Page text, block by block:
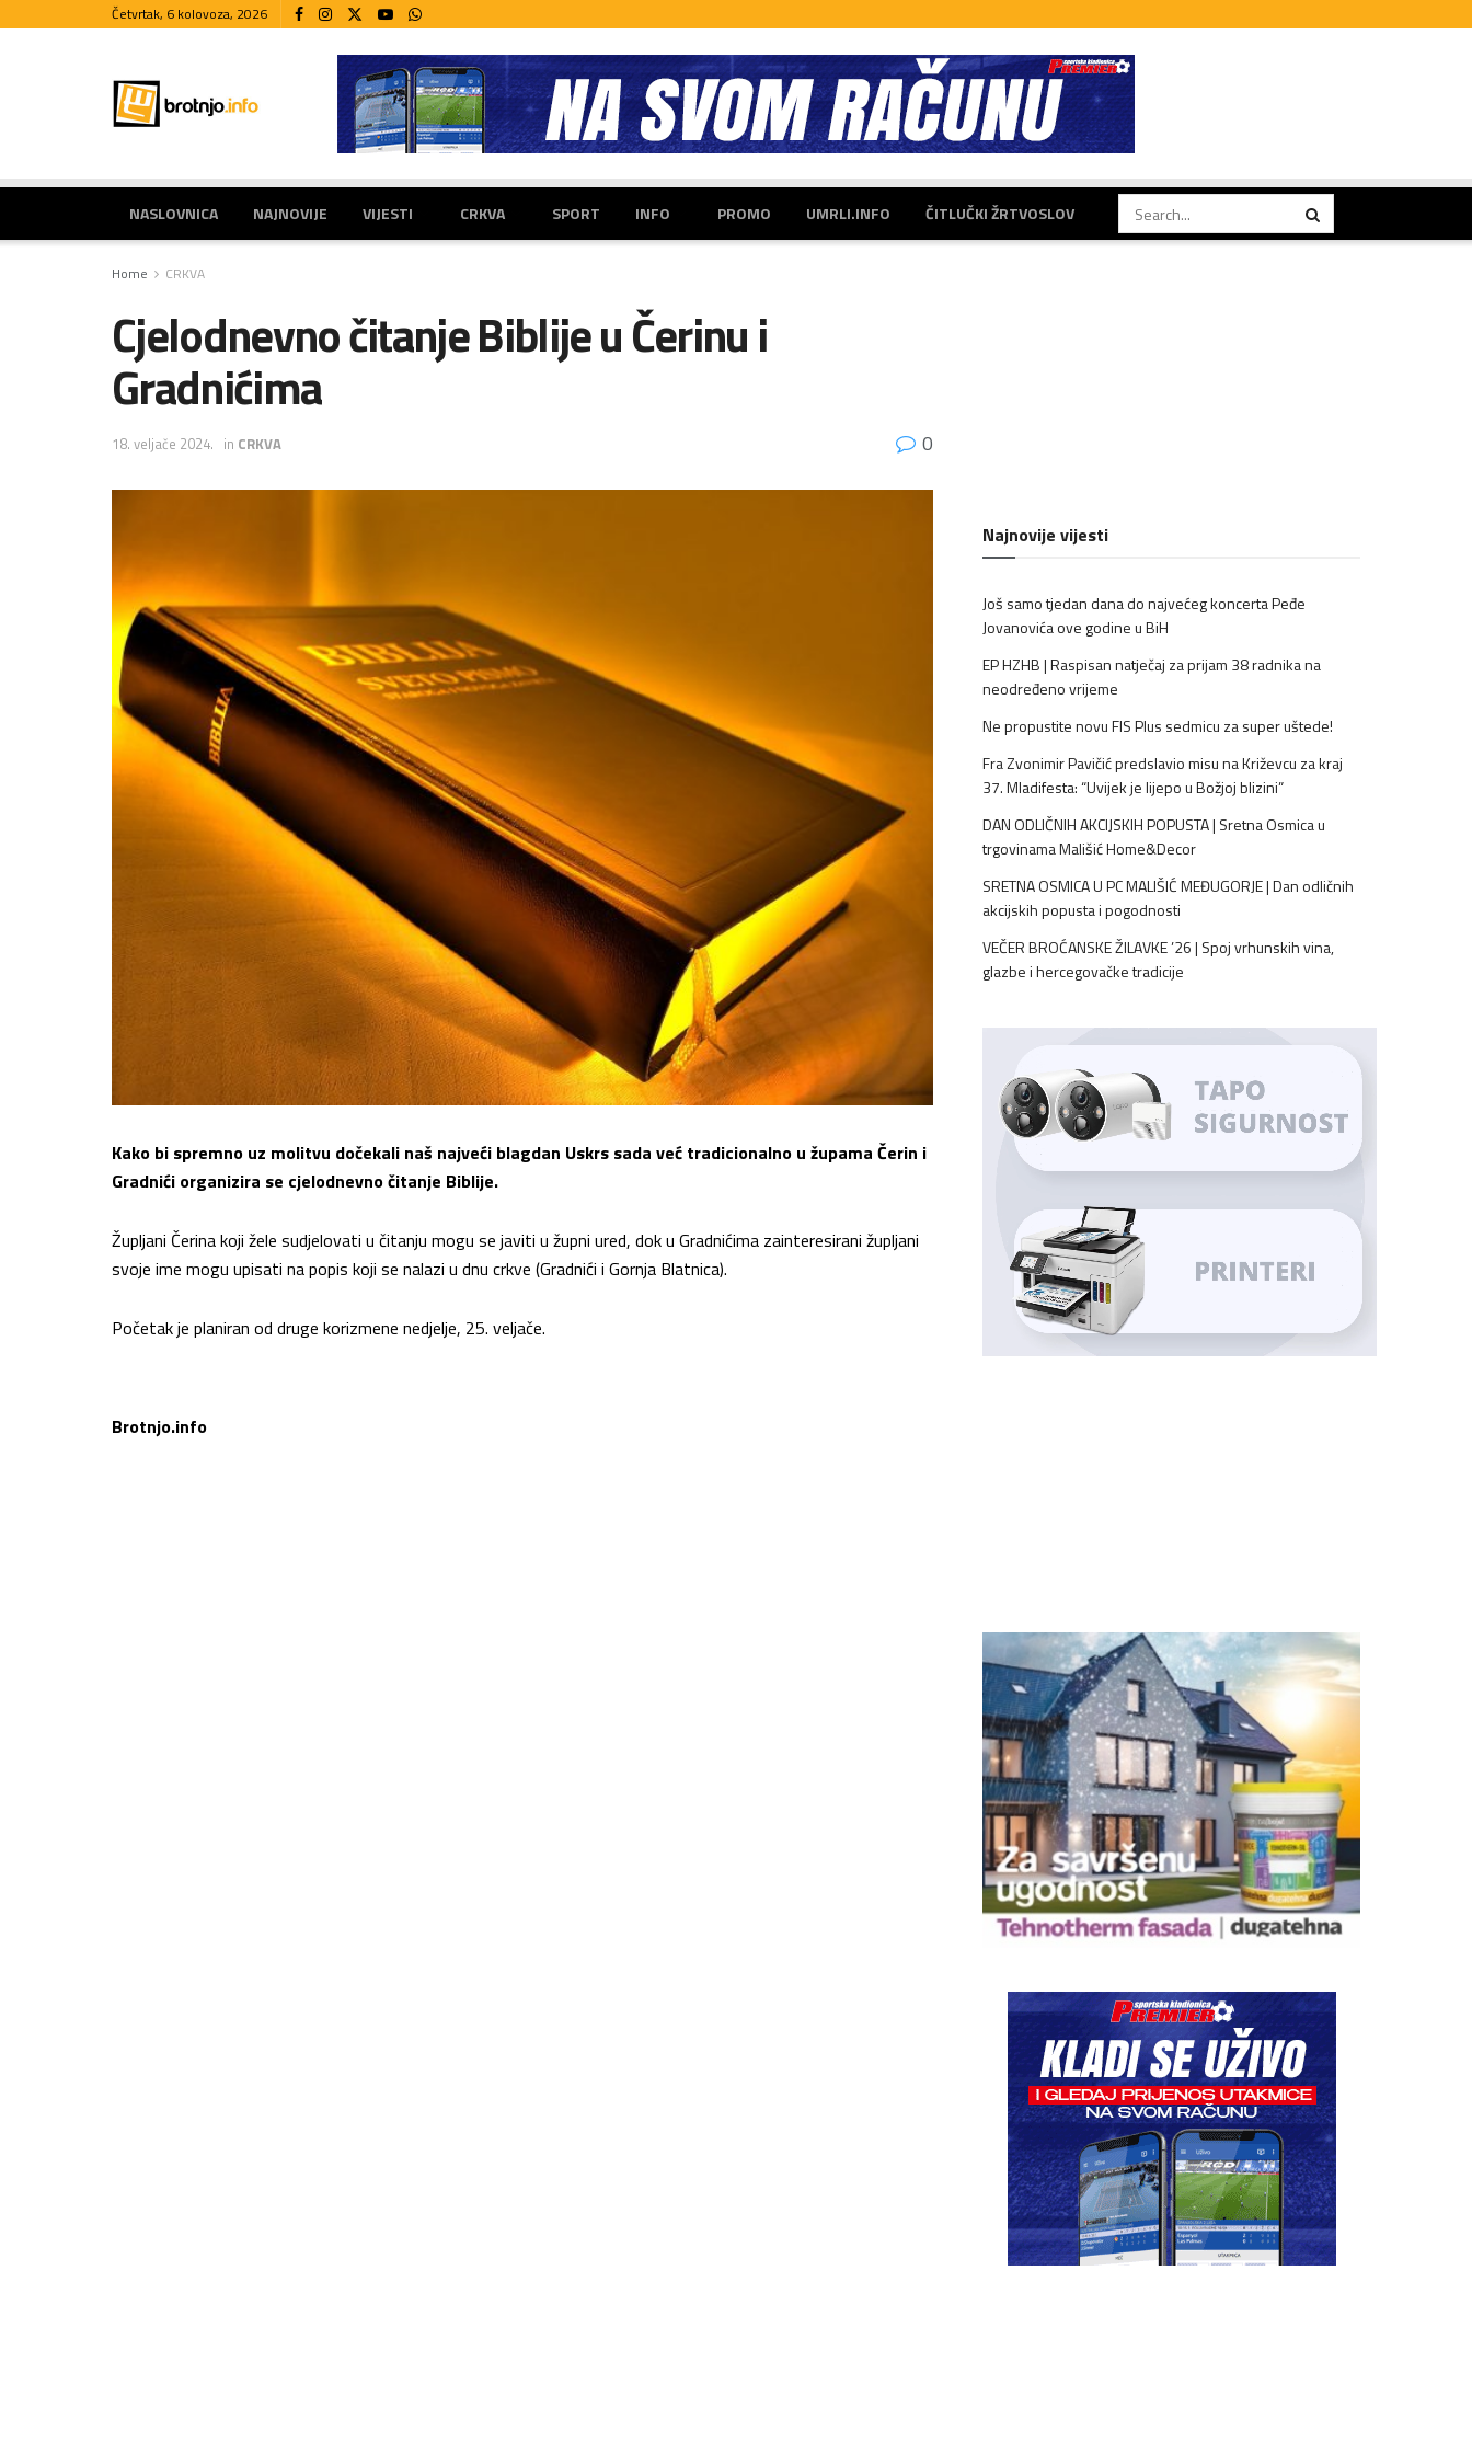
Četvrtak, 6 kolovoza, 2026
NASLOVNICA NAJNOVIJE VIJESTI CRKVA SPORT INFO PROMO UMRLI.INFO ČITLUČKI ŽRTVOSLOV
Home CRKVA
Cjelodnevno čitanje Biblije u Čerinu i
Gradnićima
18. veljače 2024. in CRKVA 0
Kako bi spremno uz molitvu dočekali naš najveći blagdan Uskrs sada već tradicionalno u župama Čerin i
Gradnići organizira se cjelodnevno čitanje Biblije.
Župljani Čerina koji žele sudjelovati u čitanju mogu se javiti u župni ured, dok u Gradnićima zainteresirani župljani
svoje ime mogu upisati na popis koji se nalazi u dnu crkve (Gradnići i Gornja Blatnica).
Početak je planiran od druge korizmene nedjelje, 25. veljače.
Brotnjo.info
Najnovije vijesti
Još samo tjedan dana do najvećeg koncerta Peđe
Jovanovića ove godine u BiH
EP HZHB | Raspisan natječaj za prijam 38 radnika na
neodređeno vrijeme
Ne propustite novu FIS Plus sedmicu za super uštede!
Fra Zvonimir Pavičić predslavio misu na Križevcu za kraj
37. Mladifesta: “Uvijek je lijepo u Božjoj blizini”
DAN ODLIČNIH AKCIJSKIH POPUSTA | Sretna Osmica u
trgovinama Mališić Home&Decor
SRETNA OSMICA U PC MALIŠIĆ MEĐUGORJE | Dan odličnih
akcijskih popusta i pogodnosti
VEČER BROĆANSKE ŽILAVKE ’26 | Spoj vrhunskih vina,
glazbe i hercegovačke tradicije